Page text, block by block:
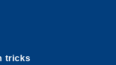
tricks